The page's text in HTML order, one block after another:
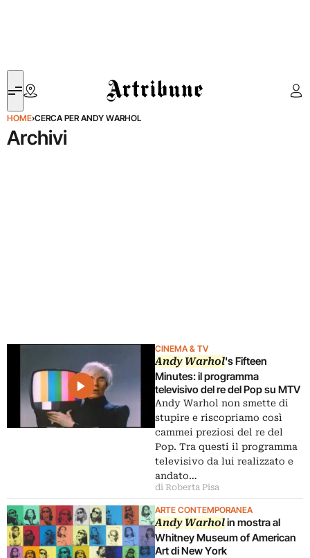
Artribune
HOME›CERCA PER ANDY WARHOL
Archivi
CINEMA & TV
Andy Warhol's Fifteen
Minutes: il programma
televisivo del re del Pop su MTV
Andy Warhol non smette di
stupire e riscopriamo così
cammei preziosi del re del
Pop. Tra questi il programma
televisivo da lui realizzato e
andato…
di Roberta Pisa
ARTE CONTEMPORANEA
Andy Warholin mostra al
Whitney Museum of American
Art di New York